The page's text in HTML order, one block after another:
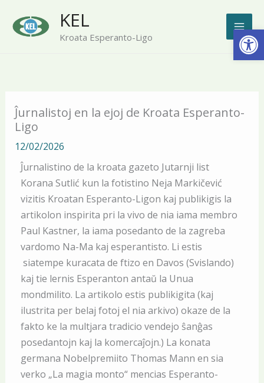
content
KEL
Kroata Esperanto-Ligo
Ĵurnalistoj en la ejoj de Kroata Esperanto-
Ligo
12/02/2026
Ĵurnalistino de la kroata gazeto Jutarnji list
Korana Sutlić kun la fotistino Neja Markičević
vizitis Kroatan Esperanto-Ligon kaj publikigis la
artikolon inspirita pri la vivo de nia iama membro
Paul Kastner, la iama posedanto de la zagreba
vardomo Na-Ma kaj esperantisto. Li estis
siatempe kuracata de ftizo en Davos (Svislando)
kaj tie lernis Esperanton antaŭ la Unua
mondmilito. La artikolo estis publikigita (kaj
ilustrita per belaj fotoj el nia arkivo) okaze de la
fakto ke la multjara tradicio vendejo ŝanĝas
posedantojn kaj la komercaĵojn.) La konata
germana Nobelpremiito Thomas Mann en sia
verko „La magia monto“ mencias Esperanto-